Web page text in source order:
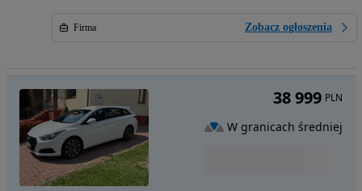
Firma Zobacz ogłoszenia
38 999 PLN
W granicach średniej